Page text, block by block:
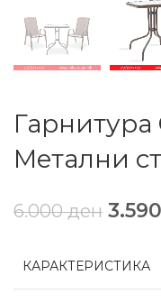
Метални
6.000ден 3.590
КАРАКТЕРИСТИКА